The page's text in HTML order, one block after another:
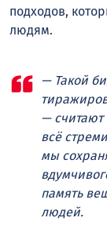
подходов,
людям.
— Такой
— считают
всё
мы
память
людей.